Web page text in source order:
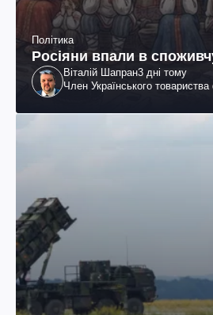
Політика
Росіяни впали в
Віталій Шапран3 дні тому
Член Українського товариства